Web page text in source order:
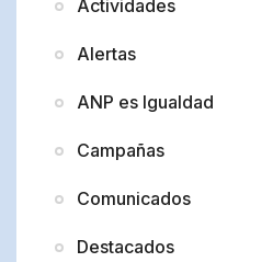
Actividades
Alertas
ANP es Igualdad
Campañas
Comunicados
Destacados